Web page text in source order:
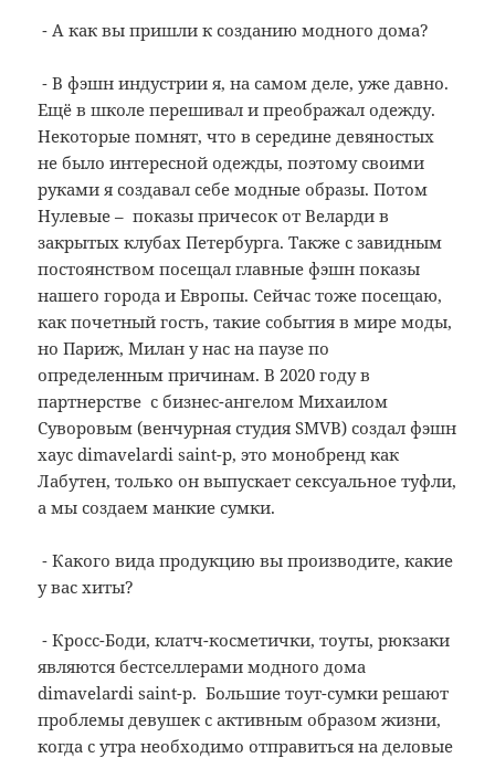
⁃ А как вы пришли к созданию модного дома?
⁃ В фэшн индустрии я, на самом деле, уже давно.
Ещё в школе перешивал и преображал одежду.
Некоторые помнят, что в середине девяностых
не было интересной одежды, поэтому своими
руками я создавал себе модные образы. Потом
Нулевые – показы причесок от Веларди в
закрытых клубах Петербурга. Также с завидным
постоянством посещал главные фэшн показы
нашего города и Европы. Сейчас тоже посещаю,
как почетный гость, такие события в мире моды,
но Париж, Милан у нас на паузе по
определенным причинам. В 2020 году в
партнерстве с бизнес-ангелом Михаилом
Суворовым (венчурная студия SMVB) создал фэшн
хаус dimavelardi saint-p, это монобренд как
Лабутен, только он выпускает сексуальное туфли,
а мы создаем манкие сумки.
⁃ Какого вида продукцию вы производите, какие
у вас хиты?
⁃ Кросс-Боди, клатч-косметички, тоуты, рюкзаки
являются бестселлерами модного дома
dimavelardi saint-p. Большие тоут-сумки решают
проблемы девушек с активным образом жизни,
когда с утра необходимо отправиться на деловые